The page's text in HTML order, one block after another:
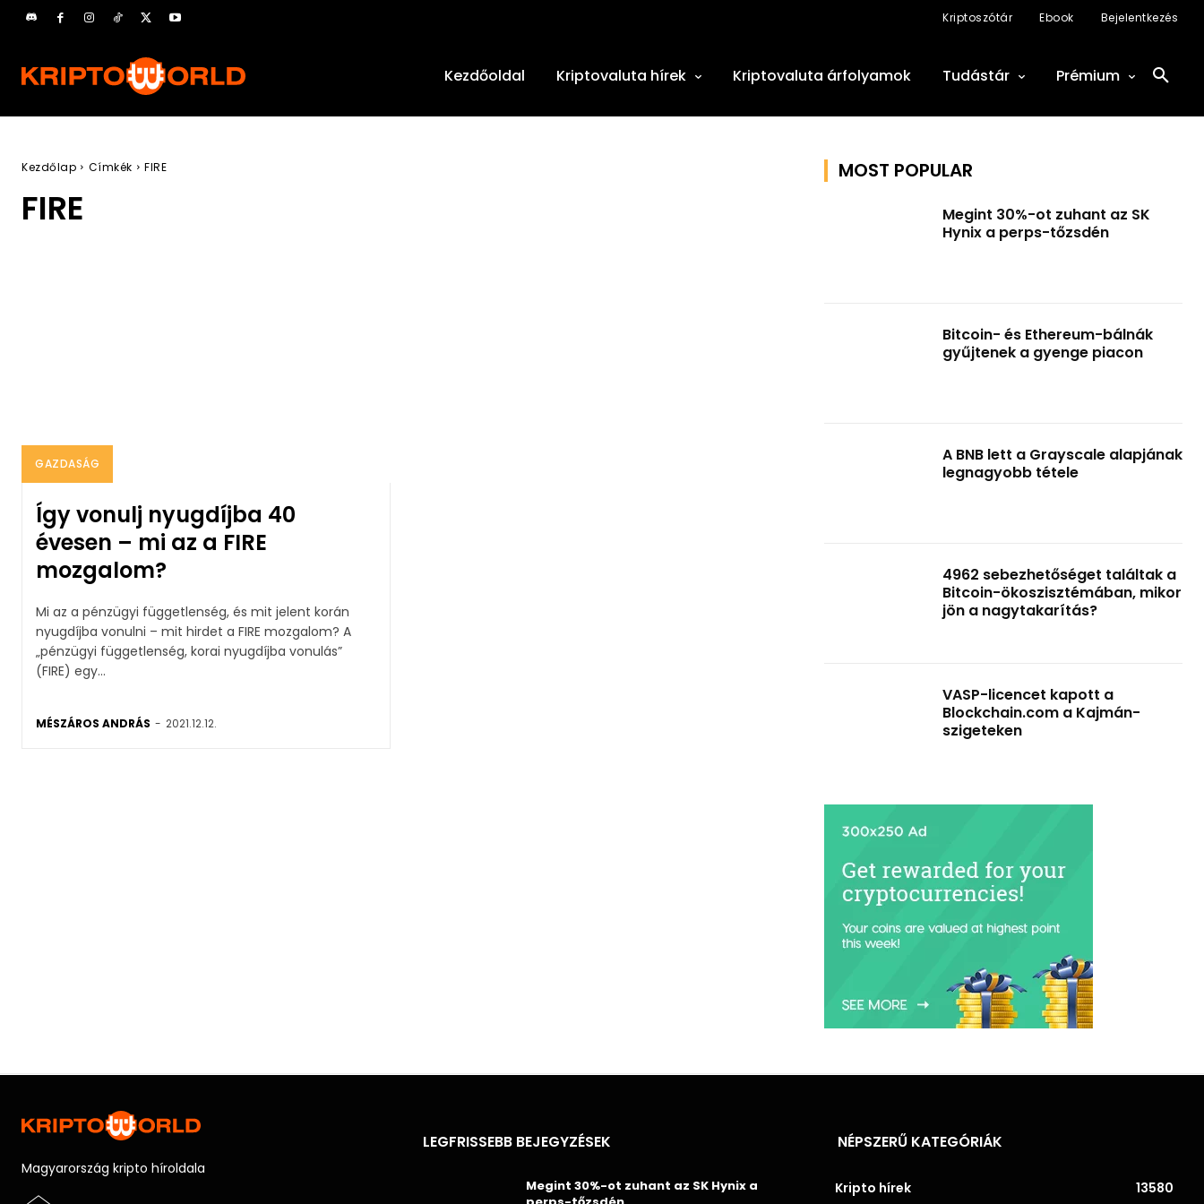
Kriptoszótár Ebook Bejelentkezés
Kezdőoldal Kriptovaluta hírek Kriptovaluta árfolyamok Tudástár Prémium
Kezdőlap Címkék FIRE
FIRE
GAZDASÁG
Így vonulj nyugdíjba 40
évesen – mi az a FIRE
mozgalom?
Mi az a pénzügyi függetlenség, és mit jelent korán
nyugdíjba vonulni – mit hirdet a FIRE mozgalom? A
„pénzügyi függetlenség, korai nyugdíjba vonulás”
(FIRE) egy...
MÉSZÁROS ANDRÁS - 2021.12.12.
MOST POPULAR
Megint 30%-ot zuhant az SK
Hynix a perps-tőzsdén
Bitcoin- és Ethereum-bálnák
gyűjtenek a gyenge piacon
A BNB lett a Grayscale alapjának
legnagyobb tétele
4962 sebezhetőséget találtak a
Bitcoin-ökoszisztémában, mikor
jön a nagytakarítás?
VASP-licencet kapott a
Blockchain.com a Kajmán-
szigeteken
Magyarország kripto híroldala
LEGFRISSEBB BEJEGYZÉSEK
Megint 30%-ot zuhant az SK Hynix a
NÉPSZERŰ KATEGÓRIÁK
Kripto hírek 13580